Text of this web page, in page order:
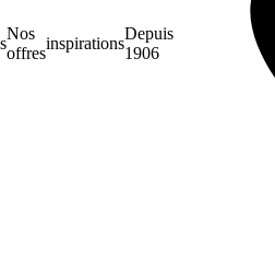
Nos
offres
inspirations
Depuis
1906